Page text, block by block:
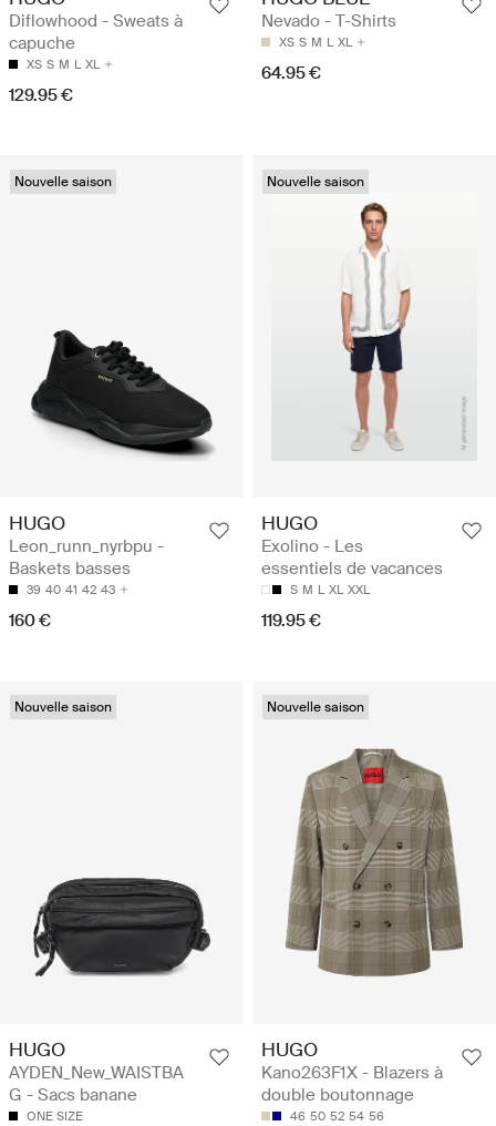
Diflowhood - Sweats à
capuche
XS S M L XL
129.95 €
Nevado - T-Shirts
XS S M L XL
64.95 €
Nouvelle saison
HUGO
Leon_runn_nyrbpu -
Baskets basses
39 40 41 42 43
160 €
Nouvelle saison
HUGO
Exolino - Les
essentiels de vacances
S M L XL XXL
119.95 €
Nouvelle saison
HUGO
AYDEN_New_WAISTBA
G - Sacs banane
ONE SIZE
Nouvelle saison
HUGO
Kano263F1X - Blazers à
double boutonnage
46 50 52 54 56